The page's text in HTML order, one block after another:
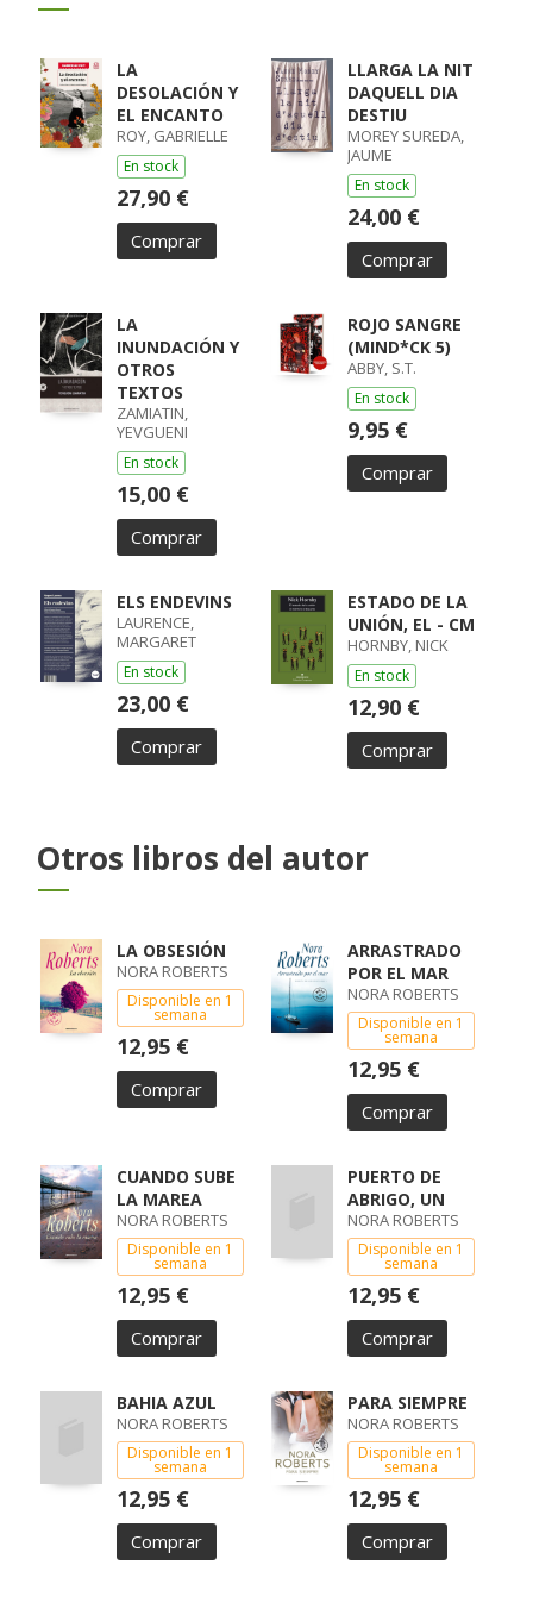
LA
DESOLACIÓN Y
EL ENCANTO
ROY, GABRIELLE
En stock
27,90 €
Comprar
LLARGA LA NIT
DAQUELL DIA
DESTIU
MOREY SUREDA,
JAUME
En stock
24,00 €
Comprar
LA
INUNDACIÓN Y
OTROS
TEXTOS
ZAMIATIN,
YEVGUENI
En stock
15,00 €
Comprar
ROJO SANGRE
(MIND*CK 5)
ABBY, S.T.
En stock
9,95 €
Comprar
ELS ENDEVINS
LAURENCE,
MARGARET
En stock
23,00 €
Comprar
ESTADO DE LA
UNIÓN, EL - CM
HORNBY, NICK
En stock
12,90 €
Comprar
Otros libros del autor
LA OBSESIÓN
NORA ROBERTS
Disponible en 1
semana
12,95 €
Comprar
ARRASTRADO
POR EL MAR
NORA ROBERTS
Disponible en 1
semana
12,95 €
Comprar
CUANDO SUBE
LA MAREA
NORA ROBERTS
Disponible en 1
semana
12,95 €
Comprar
PUERTO DE
ABRIGO, UN
NORA ROBERTS
Disponible en 1
semana
12,95 €
Comprar
BAHIA AZUL
NORA ROBERTS
Disponible en 1
semana
12,95 €
Comprar
PARA SIEMPRE
NORA ROBERTS
Disponible en 1
semana
12,95 €
Comprar